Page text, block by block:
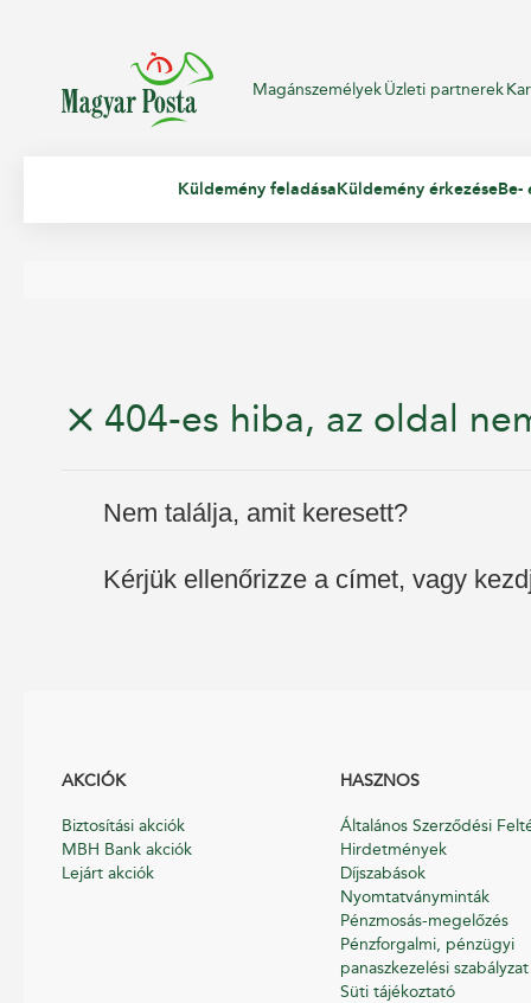
MagánszemélyekÜzleti partnerek
Küldemény feladásaKüldemény érkezéseBe-
404-es hiba, az oldal
Nem találja, amit keresett?
Kérjük ellenőrizze a címet, vagy
AKCIÓK
Biztosítási akciók
MBH Bank akciók
Lejárt akciók
HASZNOS
Általános Szerződési
Hirdetmények
Díjszabások
Nyomtatványminták
Pénzmosás-megelőzés
Pénzforgalmi, pénzügyi
panaszkezelési szabályzat
Süti tájékoztató